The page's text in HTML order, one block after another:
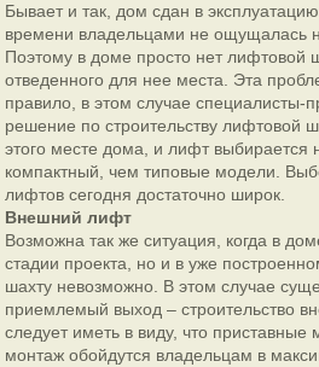
Бывает и так, дом сдан в
времени владельцами не ощущалась
Поэтому в доме просто нет лифтовой
отведенного для нее места. Эта
правило, в этом случае специалисты-
решение по строительству
этого месте дома, и лифт выбирается
компактный, чем типовые модели.
лифтов сегодня достаточно широк.
Внешний лифт
Возможна так же ситуация, когда в
стадии проекта, но и в уже
шахту невозможно. В этом случае
приемлемый выход – строительство
следует иметь в виду, что
монтаж обойдутся владельцам в